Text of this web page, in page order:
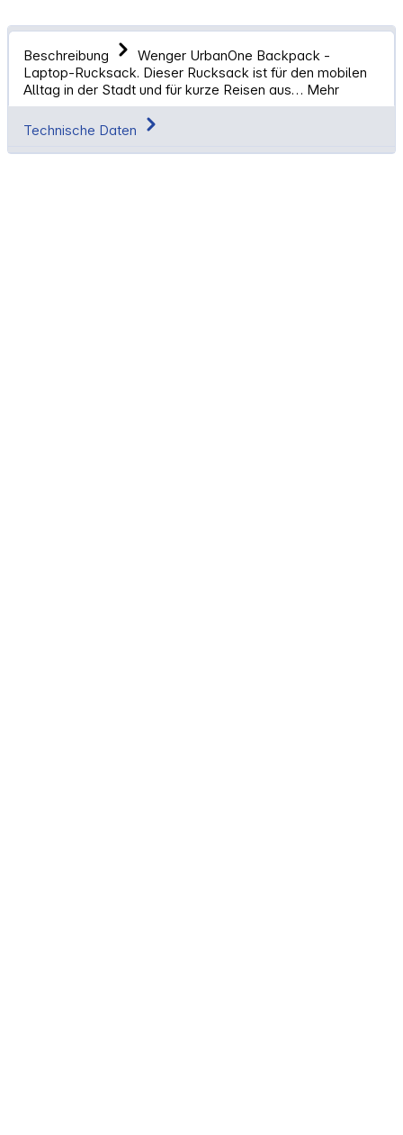
Beschreibung
Wenger UrbanOne Backpack -
Laptop-Rucksack. Dieser Rucksack ist für den mobilen
Alltag in der Stadt und für kurze Reisen aus… Mehr
Technische Daten